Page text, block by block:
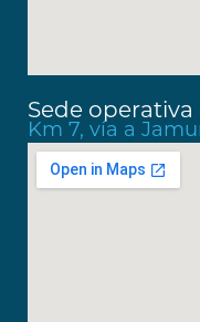
Sede
Km 7, vía a